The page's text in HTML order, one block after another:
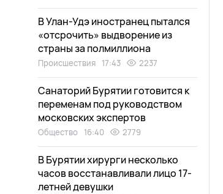
В Улан-Удэ иностранец пытался
«отсрочить» выдворение из
страны за полмиллиона
Происшествия 17:43 2237
Санаторий Бурятии готовится к
переменам под руководством
московских экспертов
Общество 16:40 2779
В Бурятии хирурги несколько
часов восстанавливали лицо 17-
летней девушки